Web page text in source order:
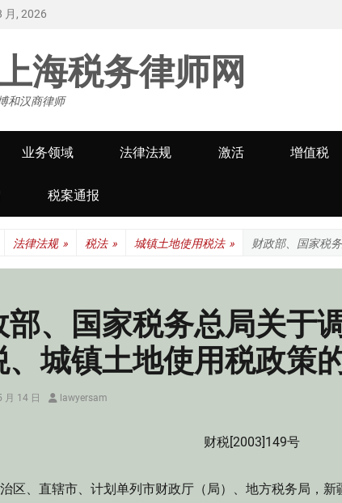
月, 2026
海税务律师网
和汉商律师
业务领域 法律法规 激活 增值税
税案通报
法律法规 » 税法 » 城镇土地使用税法 » 财政部、国家税
部、国家税务总局关于
、城镇土地使用税政策
月 14 日 Authorlawyersam
财税[2003]149号
区、直辖市、计划单列市财政厅（局）、地方税务局，新